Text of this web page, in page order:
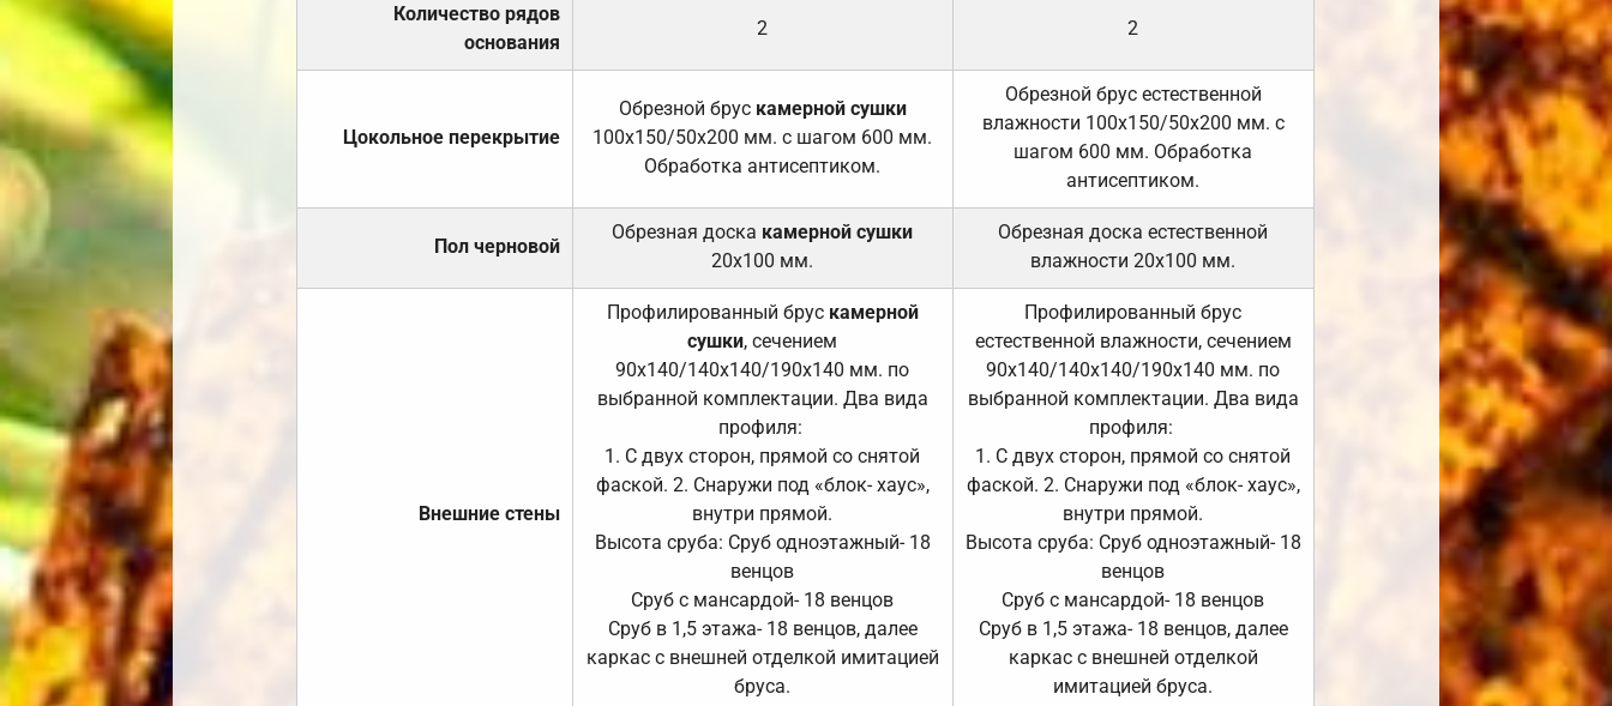
Количество рядов
основания
2 2
Цокольное перекрытие
Обрезной брус камерной сушки
100х150/50х200 мм. с шагом 600 мм.
Обработка антисептиком.
Обрезной брус естественной
влажности 100х150/50х200 мм. с
шагом 600 мм. Обработка
антисептиком.
Пол черновой
Обрезная доска камерной сушки
20х100 мм.
Обрезная доска естественной
влажности 20х100 мм.
Внешние стены
Профилированный брус камерной
сушки, сечением
90х140/140х140/190х140 мм. по
выбранной комплектации. Два вида
профиля:
1. С двух сторон, прямой со снятой
фаской. 2. Снаружи под «блок- хаус»,
внутри прямой.
Высота сруба: Сруб одноэтажный- 18
венцов
Сруб с мансардой- 18 венцов
Сруб в 1,5 этажа- 18 венцов, далее
каркас с внешней отделкой имитацией
бруса.
Профилированный брус
естественной влажности, сечением
90х140/140х140/190х140 мм. по
выбранной комплектации. Два вида
профиля:
1. С двух сторон, прямой со снятой
фаской. 2. Снаружи под «блок- хаус»,
внутри прямой.
Высота сруба: Сруб одноэтажный- 18
венцов
Сруб с мансардой- 18 венцов
Сруб в 1,5 этажа- 18 венцов, далее
каркас с внешней отделкой
имитацией бруса.